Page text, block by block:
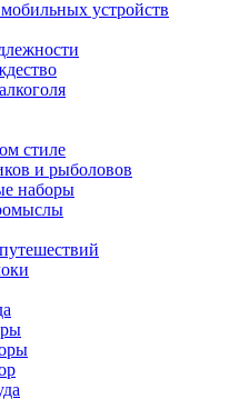
устройств
стиле
и рыболовов
наборы